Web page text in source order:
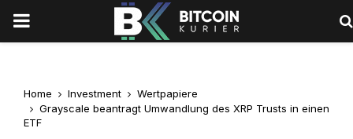
PRIMARY
Home Investment
Wertpapiere
Grayscale beantragt Umwandlung des XRP Trusts in einen
ETF